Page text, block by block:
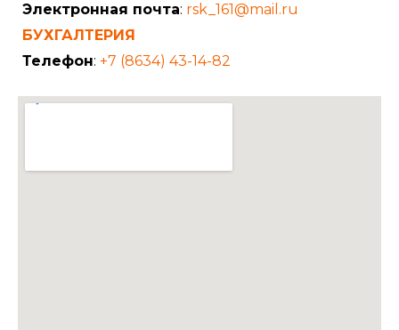
Электронная почта: rsk_161@mail.ru
БУХГАЛТЕРИЯ
Телефон: +7 (8634) 43-14-82